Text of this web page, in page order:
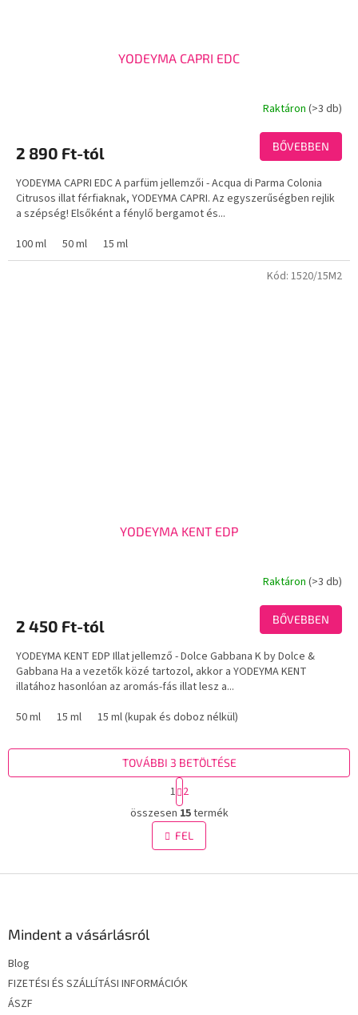
YODEYMA CAPRI EDC
Raktáron (>3 db)
2 890 Ft-tól BŐVEBBEN
YODEYMA CAPRI EDC A parfüm jellemzői - Acqua di Parma Colonia
Citrusos illat férfiaknak, YODEYMA CAPRI. Az egyszerűségben rejlik
a szépség! Elsőként a fénylő bergamot és...
100 ml
50 ml 15 ml
YODEYMA KENT EDP
értékelése
ből
3,7
csillag.
Raktáron(>3 db)
2 450 Ft-tól BŐVEBBEN
YODEYMA KENT EDP Illat jellemző - Dolce Gabbana K by Dolce &
Gabbana Ha a vezetők közé tartozol, akkor a YODEYMA KENT
illatához hasonlóan az aromás-fás illat lesz a...
50 ml
15 ml 15 ml (kupak és doboz nélkül)
Kód: 1520/15M2
L
i
s
t
á
TOVÁBBI 3 BETÖLTÉSE
L
a
p
o
z
á
1 2
összesen 15termék
FEL
Mindent a vásárlásról
Blog
FIZETÉSI ÉS SZÁLLÍTÁSI INFORMÁCIÓK
ÁSZF